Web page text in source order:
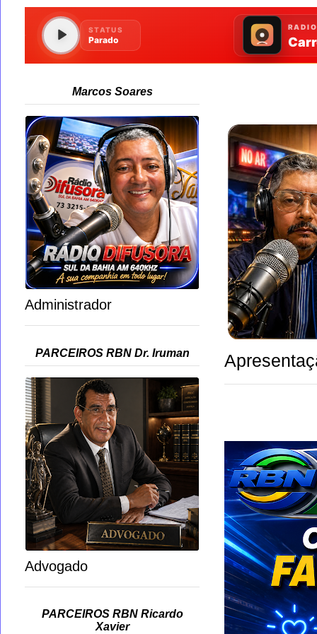
Marcos Soares
Administrador
PARCEIROS RBN Dr. Iruman
Advogado
PARCEIROS RBN Ricardo
Xavier